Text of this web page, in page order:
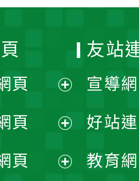
頁
開
選
頁
開
頁
友站
宣導
好站
教育